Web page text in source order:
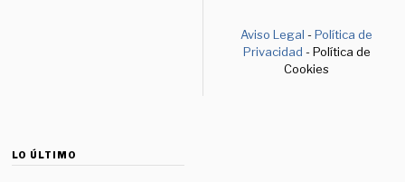
Aviso Legal -Política de
Privacidad - Política de
Cookies
LO ÚLTIMO